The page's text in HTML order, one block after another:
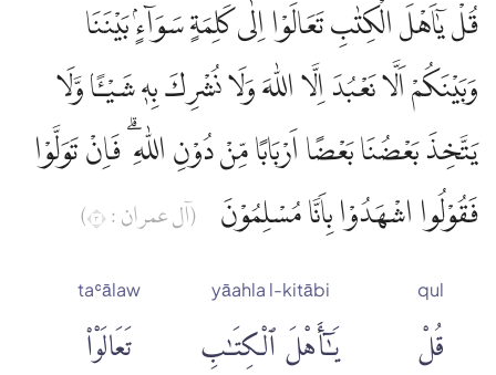
قُلْ يٰٓاَهْلَ الْكِتٰبِ تَعَالَوْا اِلٰى كَلِمَةٍ سَوَاۤءٍۢ بَيْنَنَا
وَبَيْنَكُمْ اَلَّا نَعْبُدَ اِلَّا اللّٰهَ وَلَا نُشْرِكَ بِهٖ شَيْـًٔا وَّلَا
يَتَّخِذَ بَعْضُنَا بَعْضًا اَرْبَابًا مِّنْ دُوْنِ اللّٰهِ ۗ فَاِنْ تَوَلَّوْا
فَقُوْلُوا اشْهَدُوْا بِاَنَّا مُسْلِمُوْنَ
(آل عمران : ٣)
qul
قُلْ
yāahla l-kitābi
يَٰٓأَهْلَ ٱلْكِتَٰبِ
taʿālaw
تَعَالَوْا۟